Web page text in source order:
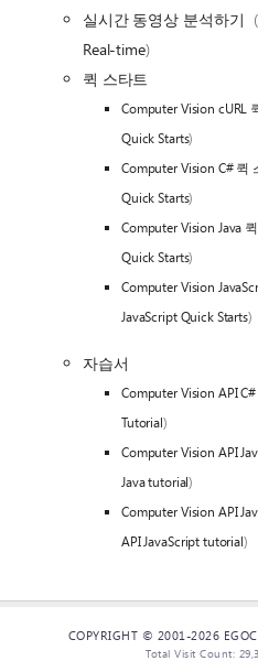
실시간 동영상 분석하기
Real-time)
퀵 스타트
Computer Vision cURL
Quick Starts)
Computer Vision C# 퀵
Quick Starts)
Computer Vision Java
Quick Starts)
Computer Vision
JavaScript Quick Starts)
자습서
Computer Vision API
Tutorial)
Computer Vision API
Java tutorial)
Computer Vision API
API JavaScript tutorial)
COPYRIGHT © 2001-2026
Total Visit Count: